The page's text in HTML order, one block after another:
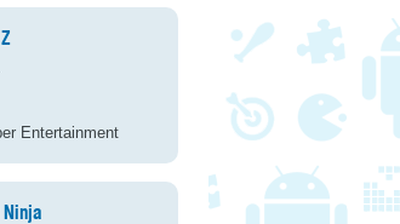
Entertainment
Ninja